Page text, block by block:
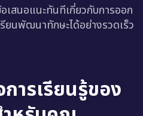
เสนอแนะทันทีเกี่ยวกับการออก
ยนพัฒนาทักษะได้อย่างรวดเร็ว
ารเรียนรู้ของ